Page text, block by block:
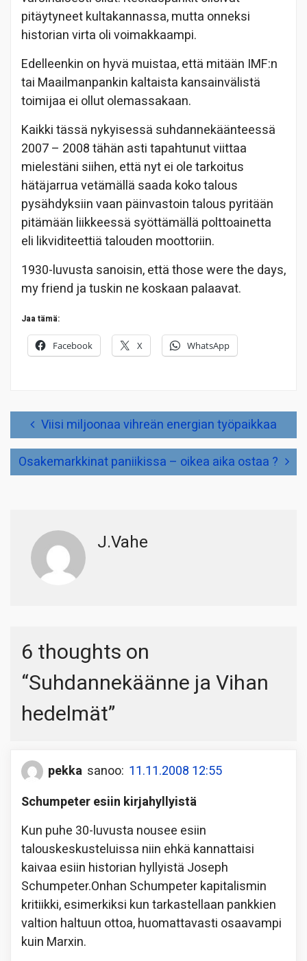
pitäytyneet kultakannassa, mutta onneksi
historian virta oli voimakkaampi.
Edelleenkin on hyvä muistaa, että mitään IMF:n
tai Maailmanpankin kaltaista kansainvälistä
toimijaa ei ollut olemassakaan.
Kaikki tässä nykyisessä suhdannekäänteessä
2007 – 2008 tähän asti tapahtunut viittaa
mielestäni siihen, että nyt ei ole tarkoitus
hätäjarrua vetämällä saada koko talous
pysähdyksiin vaan päinvastoin talous pyritään
pitämään liikkeessä syöttämällä polttoainetta
eli likviditeettiä talouden moottoriin.
1930-luvusta sanoisin, että those were the days,
my friend ja tuskin ne koskaan palaavat.
Jaa tämä:
Facebook X WhatsApp
ArtikkelienViisi miljoonaa vihreän energian työpaikkaa
Osakemarkkinat paniikissa – oikea aika ostaa ?
J.Vahe
6 thoughts on
“Suhdannekäänne ja Vihan
hedelmät”
pekka sanoo: 11.11.2008 12:55
Schumpeter esiin kirjahyllyistä
Kun puhe 30-luvusta nousee esiin
talouskeskusteluissa niin ehkä kannattaisi
kaivaa esiin historian hyllyistä Joseph
Schumpeter.Onhan Schumpeter kapitalismin
kritiikki, esimerkiksi kun tarkastellaan pankkien
valtion haltuun ottoa, huomattavasti osaavampi
kuin Marxin.